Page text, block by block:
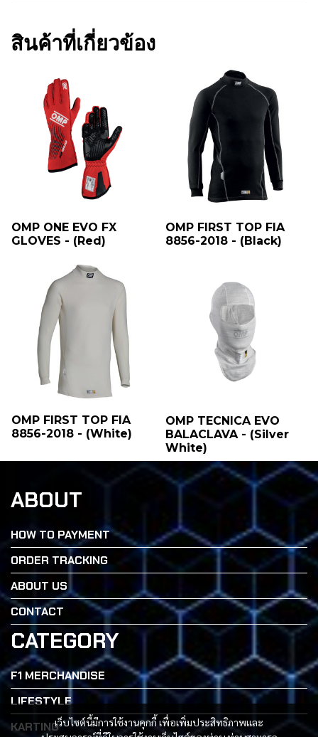
สินค้าที่เกี่ยวข้อง
OMP ONE EVO FX
GLOVES - (Red)
OMP FIRST TOP FIA
8856-2018 - (Black)
OMP FIRST TOP FIA
8856-2018 - (White)
OMP TECNICA EVO
BALACLAVA - (Silver
White)
เว็บไซต์นี้มีการใช้งานคุกกี้ เพื่อเพิ่มประสิทธิภาพและ
ABOUT
HOW TO PAYMENT
ORDER TRACKING
ABOUT US
CONTACT
CATEGORY
F1 MERCHANDISE
LIFESTYLE
KARTING